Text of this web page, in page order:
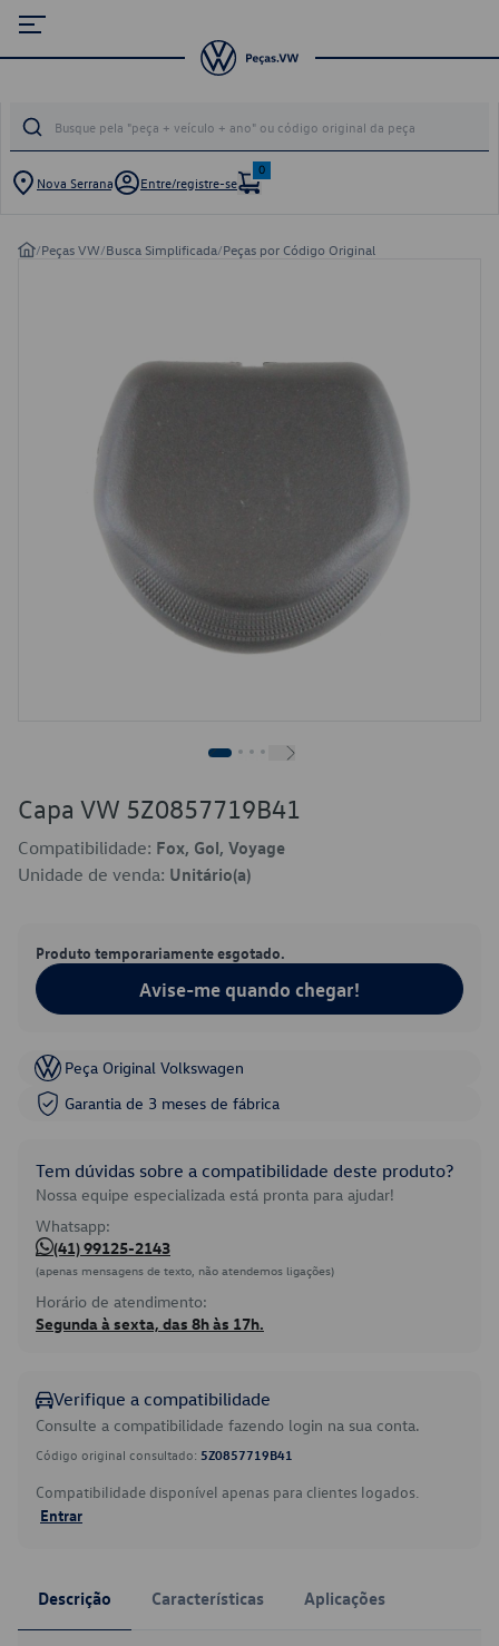
Nova Serrana Entre/registre-se
0
/Peças VW/Busca Simplificada/Peças por Código Original
Capa VW 5Z0857719B41
Compatibilidade: Fox, Gol, Voyage
Unidade de venda: Unitário(a)
Produto temporariamente esgotado.
Avise-me quando chegar!
Peça Original Volkswagen
Garantia de 3 meses de fábrica
Tem dúvidas sobre a compatibilidade deste produto?
Nossa equipe especializada está pronta para ajudar!
Whatsapp:
(41) 99125-2143
(apenas mensagens de texto, não atendemos ligações)
Horário de atendimento:
Segunda à sexta, das 8h às 17h.
Verifique a compatibilidade
Consulte a compatibilidade fazendo login na sua conta.
Código original consultado: 5Z0857719B41
Compatibilidade disponível apenas para clientes logados.
Entrar
Descrição Características Aplicações